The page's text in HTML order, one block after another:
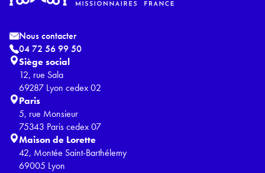
Nous contacter
04 72 56 99 50
Siège social
12, rue Sala
69287 Lyon cedex 02
Paris
5, rue Monsieur
75343 Paris cedex 07
Maison de Lorette
42, Montée Saint-Barthélemy
69005 Lyon